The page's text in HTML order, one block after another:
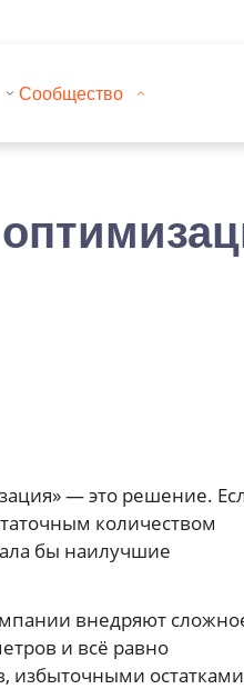
Сообщество
— это решение.
количеством
бы наилучшие
внедряют
и всё равно
избыточными